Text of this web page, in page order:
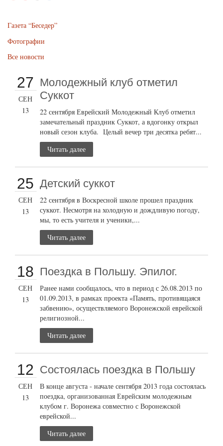
Газета “Беседер”
Фотографии
Все новости
27
СЕН
13
Молодежный клуб отметил
Суккот
22 сентября Еврейский Молодежный Клуб отметил
замечательный праздник Суккот, а вдогонку открыл
новый сезон клуба. Целый вечер три десятка ребят...
Читать далее
25
СЕН
13
Детский суккот
22 сентября в Воскресной школе прошел праздник
суккот. Несмотря на холодную и дождливую погоду,
мы, то есть учителя и ученики,...
Читать далее
18
СЕН
13
Поездка в Польшу. Эпилог.
Ранее нами сообщалось, что в период с 26.08.2013 по
01.09.2013, в рамках проекта «Память, противящаяся
забвению», осуществляемого Воронежской еврейской
религиозной...
Читать далее
12
СЕН
13
Состоялась поездка в Польшу
В конце августа - начале сентября 2013 года состоялась
поездка, организованная Еврейским молодежным
клубом г. Воронежа совместно с Воронежской
еврейской...
Читать далее